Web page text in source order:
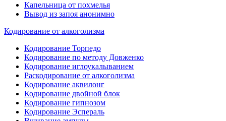
Капельница от похмелья
Вывод из запоя анонимно
Кодирование от алкоголизма
Кодирование Торпедо
Кодирование по методу Довженко
Кодирование иглоукалыванием
Раскодирование от алкоголизма
Кодирование аквилонг
Кодирование двойной блок
Кодирование гипнозом
Кодирование Эспераль